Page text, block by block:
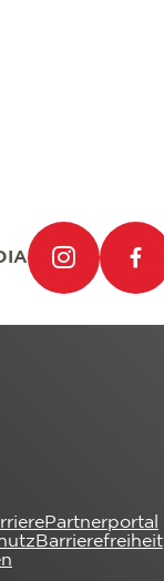
Partnerportal
Barrierefreiheit